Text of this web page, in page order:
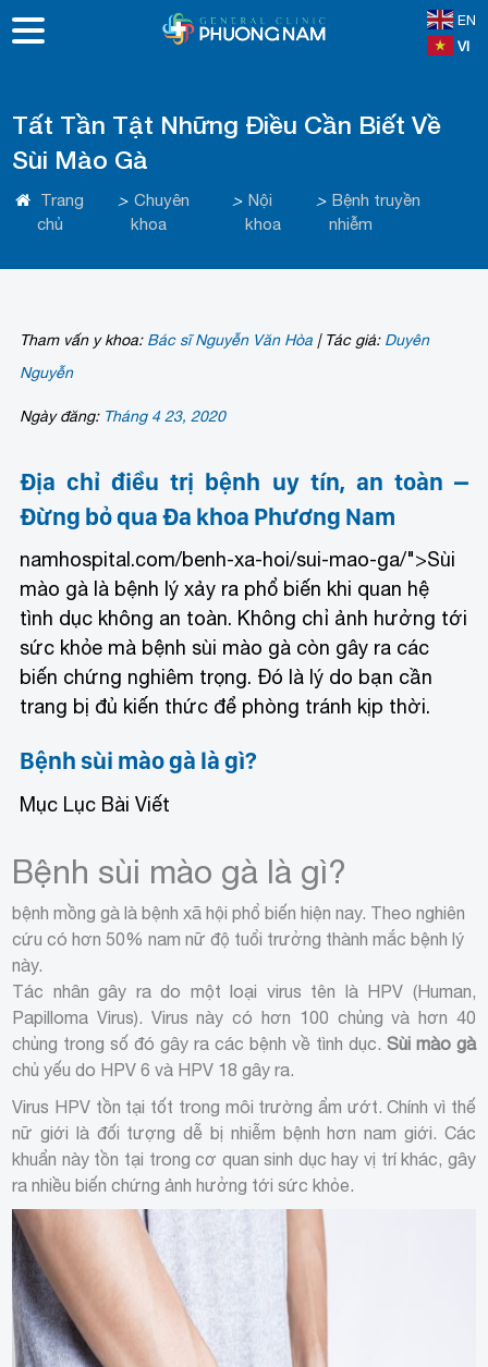
EN
VI
Tất Tần Tật Những Điều Cần Biết Về
Sùi Mào Gà
Trang
chủ
> Chuyên
khoa
> Nội
khoa
> Bệnh truyền
nhiễm
Tham vấn y khoa: Bác sĩ Nguyễn Văn Hòa |Tác giả: Duyên
Nguyễn
Ngày đăng: Tháng 4 23, 2020
Địa chỉ điều trị bệnh uy tín, an toàn –
Đừng bỏ qua Đa khoa Phương Nam
namhospital.com/benh-xa-hoi/sui-mao-ga/">Sùi
mào gà là bệnh lý xảy ra phổ biến khi quan hệ
tình dục không an toàn. Không chỉ ảnh hưởng tới
sức khỏe mà bệnh sùi mào gà còn gây ra các
biến chứng nghiêm trọng. Đó là lý do bạn cần
trang bị đủ kiến thức để phòng tránh kịp thời.
Bệnh sùi mào gà là gì?
Mục Lục Bài Viết
Bệnh sùi mào gà là gì?
bệnh mồng gà là bệnh xã hội phổ biến hiện nay. Theo nghiên
cứu có hơn 50% nam nữ độ tuổi trưởng thành mắc bệnh lý
này.
Tác nhân gây ra do một loại virus tên là HPV (Human,
Papilloma Virus). Virus này có hơn 100 chủng và hơn 40
chủng trong số đó gây ra các bệnh về tình dục. Sùi mào gà
chủ yếu do HPV 6 và HPV 18 gây ra.
Virus HPV tồn tại tốt trong môi trường ẩm ướt. Chính vì thế
nữ giới là đối tượng dễ bị nhiễm bệnh hơn nam giới. Các
khuẩn này tồn tại trong cơ quan sinh dục hay vị trí khác, gây
ra nhiều biến chứng ảnh hưởng tới sức khỏe.